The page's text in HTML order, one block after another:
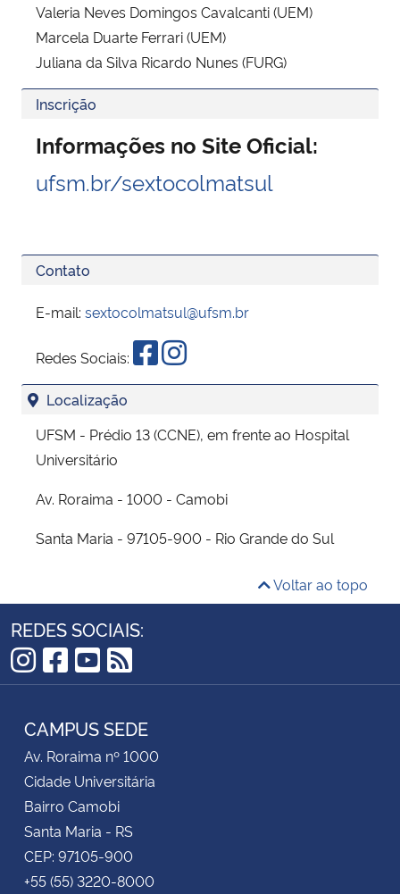
Valeria Neves Domingos Cavalcanti (UEM)
Marcela Duarte Ferrari (UEM)
Juliana da Silva Ricardo Nunes (FURG)
Inscrição
Informações no Site Oficial:
ufsm.br/sextocolmatsul
Contato
E-mail: sextocolmatsul@ufsm.br
Redes Sociais:
Localização
UFSM - Prédio 13 (CCNE), em frente ao Hospital
Universitário
Av. Roraima - 1000 - Camobi
Santa Maria - 97105-900 - Rio Grande do Sul
Voltar ao topo
REDES SOCIAIS:
Instagram
Facebook
YouTube
RSS
CAMPUS SEDE
Av. Roraima nº 1000
Cidade Universitária
Bairro Camobi
Santa Maria - RS
CEP: 97105-900
+55 (55) 3220-8000